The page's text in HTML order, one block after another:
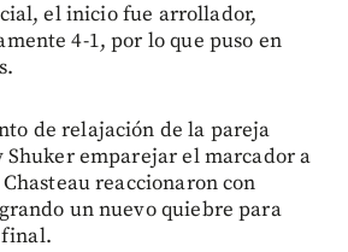
el inicio fue arrollador,
4-1, por lo que puso en
de relajación de la pareja
emparejar el marcador a
reaccionaron con
un nuevo quiebre para
final.